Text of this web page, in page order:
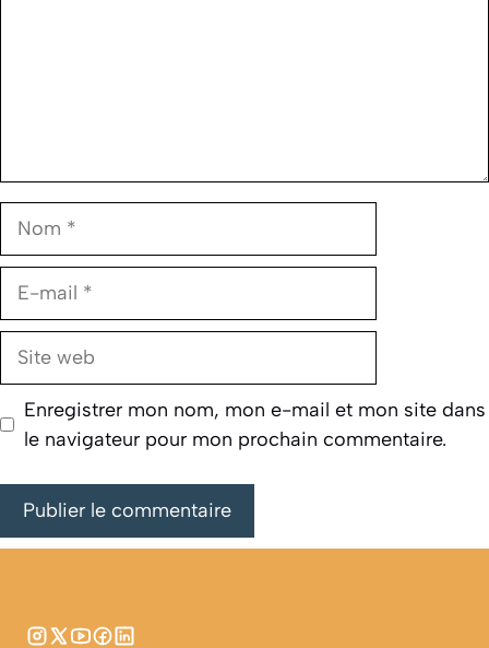
Nom
E-
Site
Enregistrer mon nom, mon e-mail et mon site dans
le navigateur pour mon prochain commentaire.